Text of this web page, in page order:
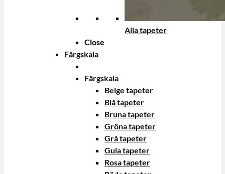
Alla tapeter
Close
Färgskala
Färgskala
Beige tapeter
Blå tapeter
Bruna tapeter
Gröna tapeter
Grå tapeter
Gula tapeter
Rosa tapeter